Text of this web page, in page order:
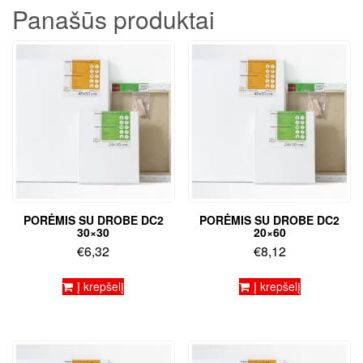
Panašūs produktai
PORĖMIS SU DROBE DC2
30×30
€6,32
Į krepšelį
PORĖMIS SU DROBE DC2
20×60
€8,12
Į krepšelį